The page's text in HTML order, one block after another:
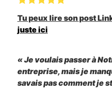
Tu peux lire son post
juste ici
« Je voulais passer à
entreprise, mais je
savais pas comment je